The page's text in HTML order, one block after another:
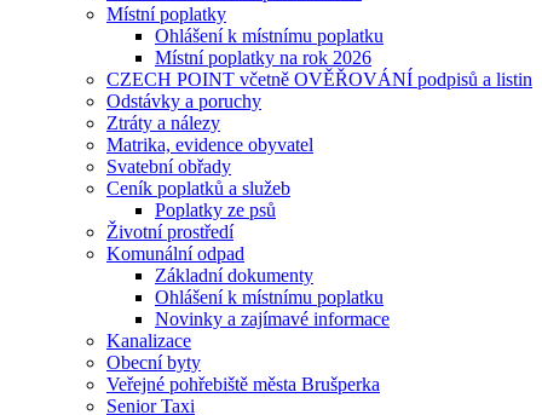
Místní poplatky
Ohlášení k místnímu poplatku
Místní poplatky na rok 2026
CZECH POINT včetně OVĚŘOVÁNÍ podpisů a listin
Odstávky a poruchy
Ztráty a nálezy
Matrika, evidence obyvatel
Svatební obřady
Ceník poplatků a služeb
Poplatky ze psů
Životní prostředí
Komunální odpad
Základní dokumenty
Ohlášení k místnímu poplatku
Novinky a zajímavé informace
Kanalizace
Obecní byty
Veřejné pohřebiště města Brušperka
Senior Taxi